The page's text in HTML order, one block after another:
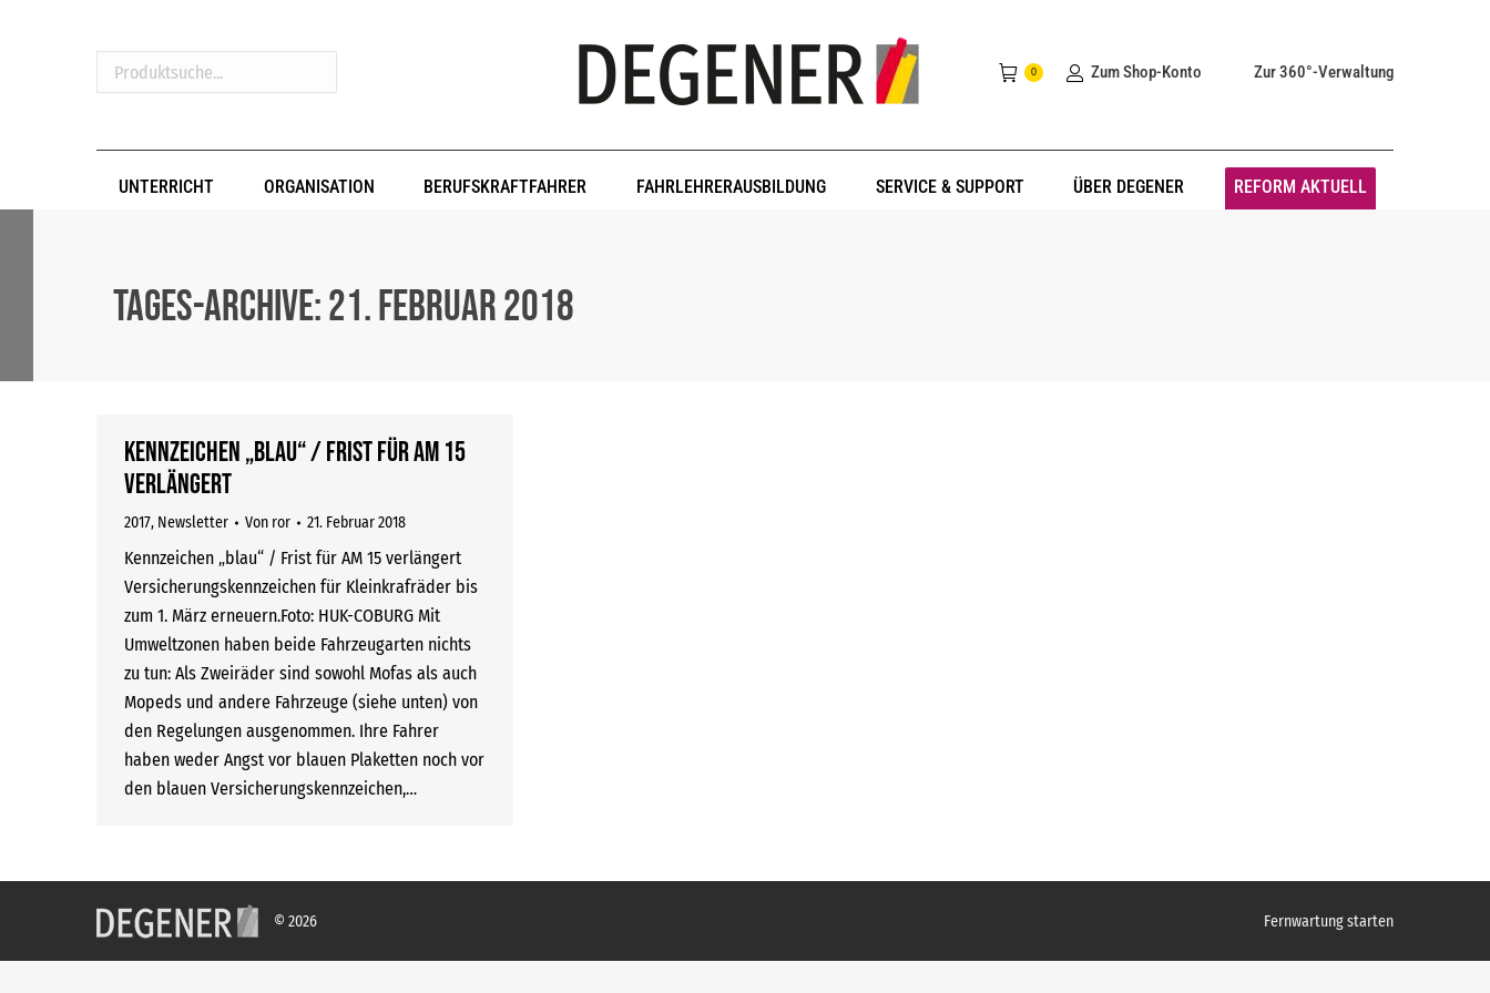
Produktsuche...
0 Zum Shop-Konto Zur 360°-Verwaltung
UNTERRICHT ORGANISATION BERUFSKRAFTFAHRER FAHRLEHRERAUSBILDUNG SERVICE & SUPPORT ÜBER DEGENER REFORM AKTUELL
Tages-Archive:21. Februar 2018
Kennzeichen „blau“ / Frist für AM 15
verlängert
2017, Newsletter Von ror 21. Februar 2018
Kennzeichen „blau“ / Frist für AM 15 verlängert
Versicherungskennzeichen für Kleinkrafräder bis
zum 1. März erneuern.Foto: HUK-COBURG Mit
Umweltzonen haben beide Fahrzeugarten nichts
zu tun: Als Zweiräder sind sowohl Mofas als auch
Mopeds und andere Fahrzeuge (siehe unten) von
den Regelungen ausgenommen. Ihre Fahrer
haben weder Angst vor blauen Plaketten noch vor
den blauen Versicherungskennzeichen,…
© 2026 Fernwartung starten